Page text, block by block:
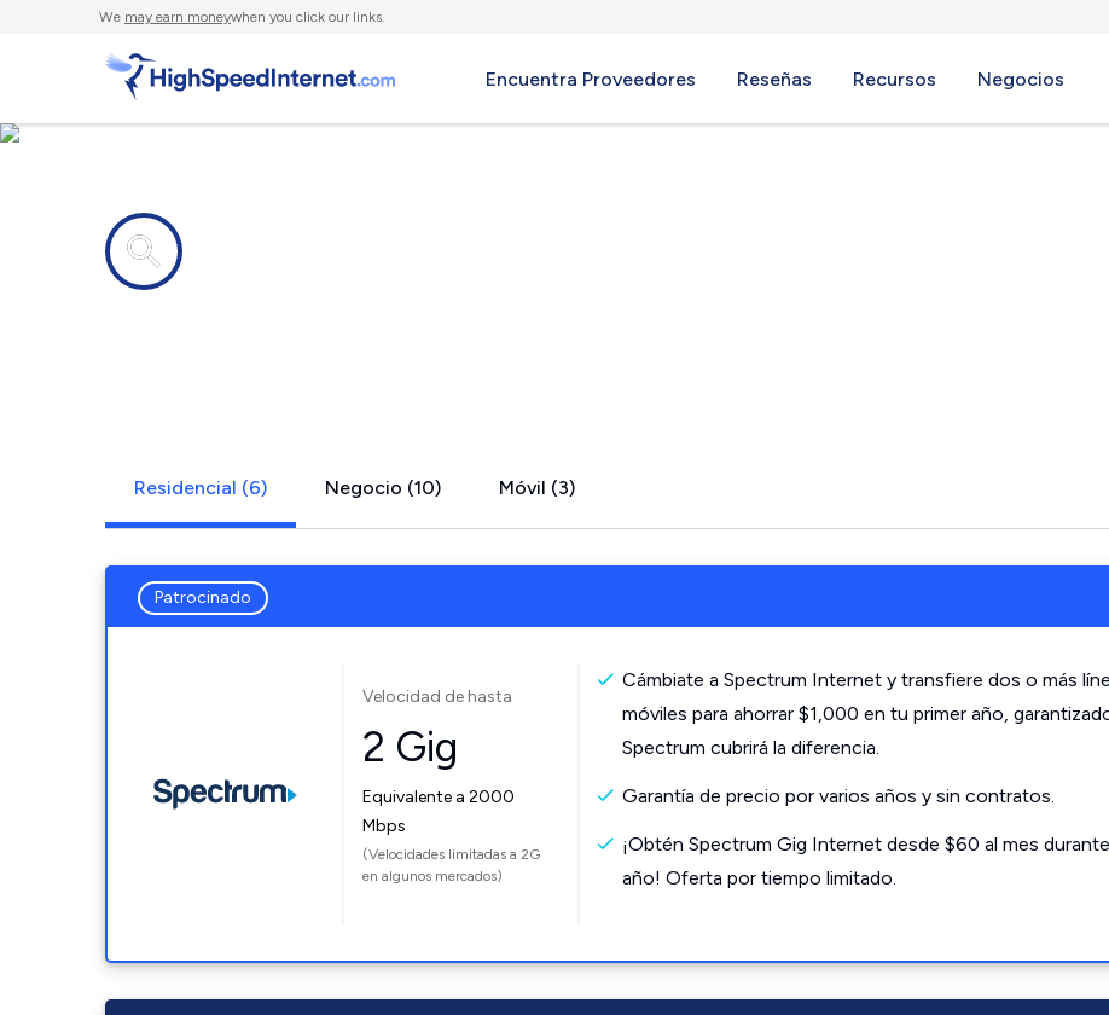
We may earn moneywhen you click our links.
Encuentra Proveedores Reseñas Recursos Negocios
Residencial (6) Negocio (10) Móvil (3)
Patrocinado
Velocidad de hasta
2 Gig
Equivalente a 2000
Mbps
(Velocidades limitadas a 2G
en algunos mercados)
Cámbiate a Spectrum Internet y transfiere dos o más
móviles para ahorrar $1,000 en tu primer año,
Spectrum cubrirá la diferencia.
Garantía de precio por varios años y sin contratos.
¡Obtén Spectrum Gig Internet desde $60 al mes durante
año! Oferta por tiempo limitado.